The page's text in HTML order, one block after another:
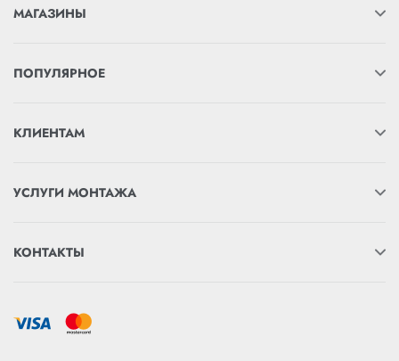
МАГАЗИНЫ
ПОПУЛЯРНОЕ
КЛИЕНТАМ
УСЛУГИ МОНТАЖА
КОНТАКТЫ